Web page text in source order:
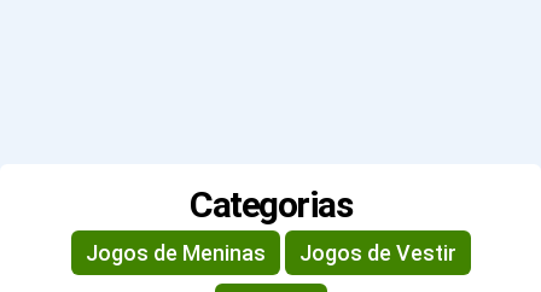
Categorias
Jogos de Meninas Jogos de Vestir